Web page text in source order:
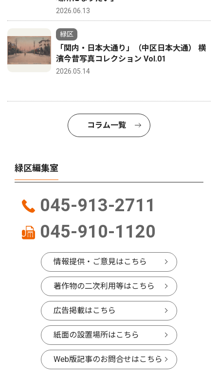
2026.06.13
緑区
「関内・日本大通り」（中区日本大通） 横
濱今昔写真コレクション Vol.01
2026.05.14
コラム一覧
緑区編集室
045-913-2711
045-910-1120
情報提供・ご意見はこちら
著作物の二次利用等はこちら
広告掲載はこちら
紙面の設置場所はこちら
Web版記事のお問合せはこちら